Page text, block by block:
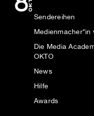
Sendereihen
Medienmacher*in
Die Media
OKTO
News
Hilfe
Awards